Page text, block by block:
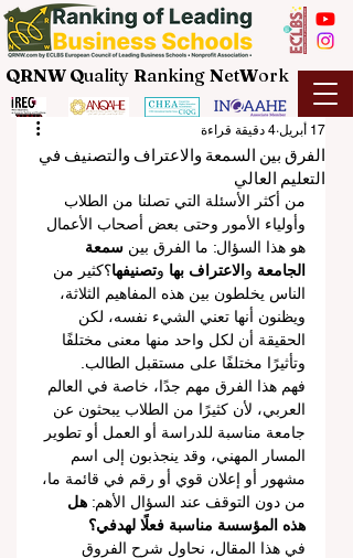
QRNW Quality Ranking NetWork
الفرق بين السمعة والاعتراف والتصنيف في
التعليم العالي
17 أبريل 4 دقيقة قراءة
من أكثر الأسئلة التي تصلنا من الطلاب
وأولياء الأمور وحتى بعض أصحاب الأعمال
هو هذا السؤال: ما الفرق بين سمعة
الجامعة و الاعتراف بها وتصنيفها؟كثير من
الناس يخلطون بين هذه المفاهيم الثلاثة،
ويظنون أنها تعني الشيء نفسه، لكن
الحقيقة أن لكل واحد منها معنى مختلفًا
وتأثيرًا مختلفًا على مستقبل الطالب.
فهم هذا الفرق مهم جدًا، خاصة في العالم
العربي، لأن كثيرًا من الطلاب يبحثون عن
جامعة مناسبة للدراسة أو العمل أو تطوير
المسار المهني، وقد ينجذبون إلى اسم
مشهور أو إعلان قوي أو رقم في قائمة ما،
من دون التوقف عند السؤال الأهم: هل
هذه المؤسسة مناسبة فعلًا لهدفي؟
في هذا المقال، نحاول شرح الفروق